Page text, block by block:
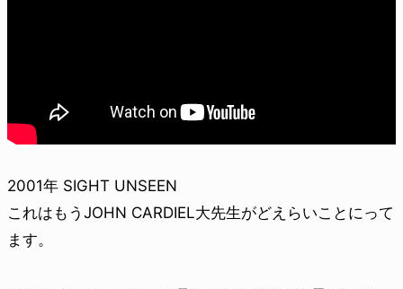
2001年 SIGHT UNSEEN
これはもうJOHN CARDIEL大先生がどえらいことにって
ます。